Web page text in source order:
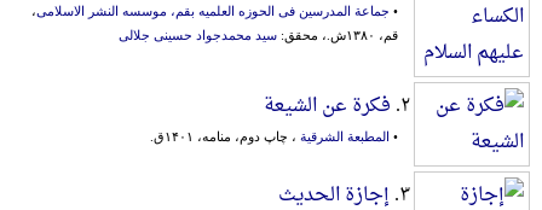
• جماعة ‌المدرسین‌ فی‌ ‌الحوزه‌ ‌العلمیه‌ بقم‌، موسسه‌ ‌النشر ‌الاسلامی‌،
قم، ۱۳۸۰ش.، محقق:
سید محمدجواد حسینی جلالی
۲. فکرة عن الشیعة
• المطبعة الشرقیة ، چاپ دوم، منامه، ۱۴۰۱ق.
۳. إجازة الحدیث